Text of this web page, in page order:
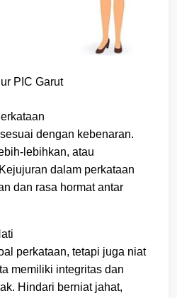
PIC Garut
dengan kebenaran.
lebihkan, atau
dalam perkataan
dan rasa hormat antar
perkataan, tetapi juga niat
memiliki integritas dan
Hindari berniat jahat,